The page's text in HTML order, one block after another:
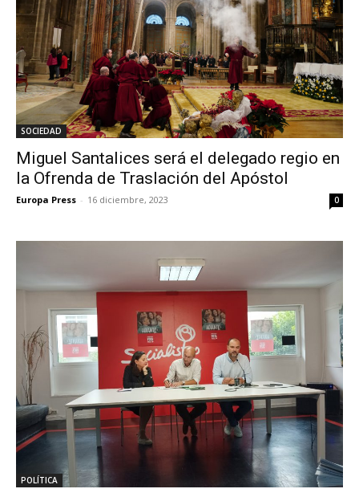
SOCIEDAD
Miguel Santalices será el delegado regio en
la Ofrenda de Traslación del Apóstol
Europa Press - 16 diciembre, 2023 0
POLÍTICA